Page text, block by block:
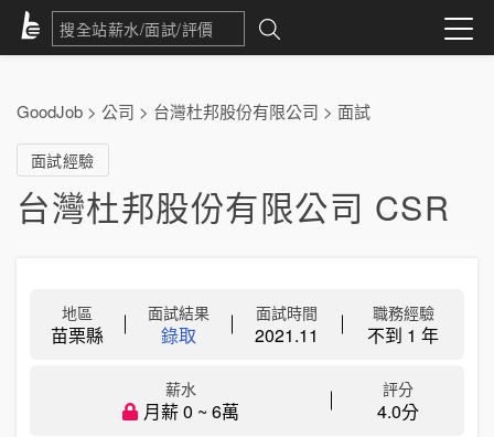
GoodJob > 公司 > 台灣杜邦股份有限公司 > 面試
面試經驗
台灣杜邦股份有限公司 CSR
地區
苗栗縣
面試結果
錄取
面試時間
2021.11
職務經驗
不到 1 年
薪水
月薪 0 ~ 6萬
評分
4.0分